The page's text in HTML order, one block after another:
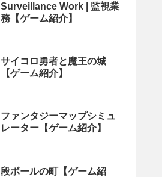
Surveillance Work | 監視業
務【ゲーム紹介】
サイコロ勇者と魔王の城
【ゲーム紹介】
ファンタジーマップシミュ
レーター【ゲーム紹介】
段ボールの町【ゲーム紹